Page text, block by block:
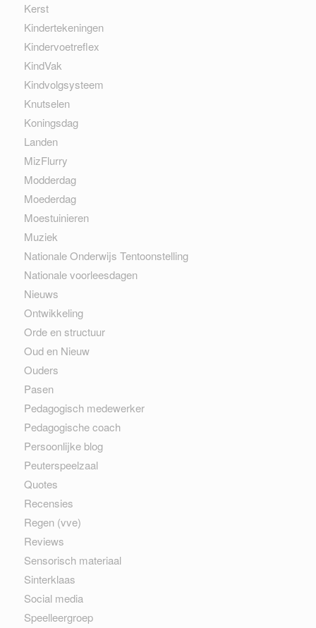
Kerst
Kindertekeningen
Kindervoetreflex
KindVak
Kindvolgsysteem
Knutselen
Koningsdag
Landen
MizFlurry
Modderdag
Moederdag
Moestuinieren
Muziek
Nationale Onderwijs Tentoonstelling
Nationale voorleesdagen
Nieuws
Ontwikkeling
Orde en structuur
Oud en Nieuw
Ouders
Pasen
Pedagogisch medewerker
Pedagogische coach
Persoonlijke blog
Peuterspeelzaal
Quotes
Recensies
Regen (vve)
Reviews
Sensorisch materiaal
Sinterklaas
Social media
Speelleergroep